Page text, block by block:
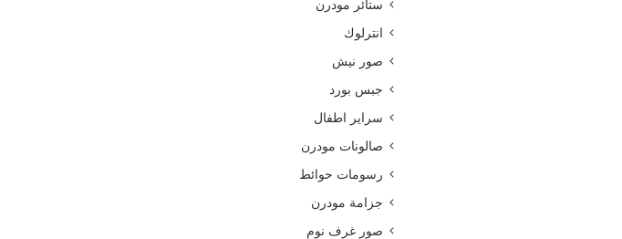
ستائر مودرن
انترلوك
صور نيش
جبس بورد
سراير اطفال
صالونات مودرن
رسومات حوائط
جزامة مودرن
صور غرف نوم